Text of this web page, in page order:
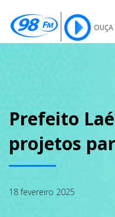
SOBRE
NOTÍCIAS
Prefeito
projetos
18 fevereiro 2025